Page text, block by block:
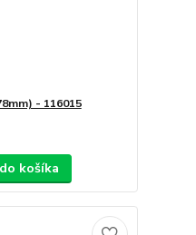
- 116015
košíka